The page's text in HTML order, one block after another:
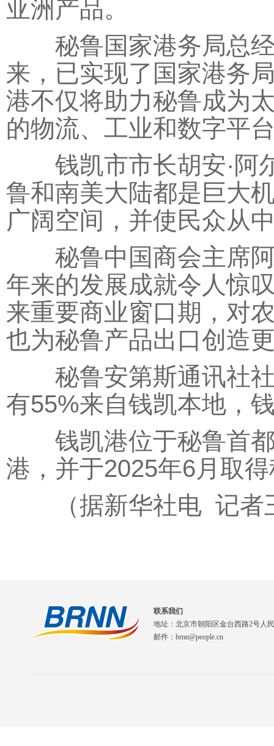
亚洲产品。
秘鲁国家港务局总经
来，已实现了国家港务
港不仅将助力秘鲁成为
的物流、工业和数字平
钱凯市市长胡安·阿
鲁和南美大陆都是巨大
广阔空间，并使民众从
秘鲁中国商会主席阿
年来的发展成就令人惊
来重要商业窗口期，对
也为秘鲁产品出口创造
秘鲁安第斯通讯社社
有55%来自钱凯本地，
钱凯港位于秘鲁首都
港，并于2025年6月取
（据新华社电 记者
联系我们
地址：北京市朝阳区金台西路2号人
邮件：brnn@people.cn